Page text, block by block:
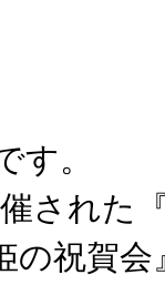
す。
された
の祝賀会